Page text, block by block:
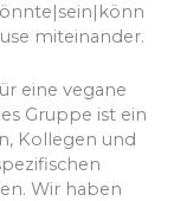
miteinander.
eine vegane
Gruppe ist ein
Kollegen und
Wir haben